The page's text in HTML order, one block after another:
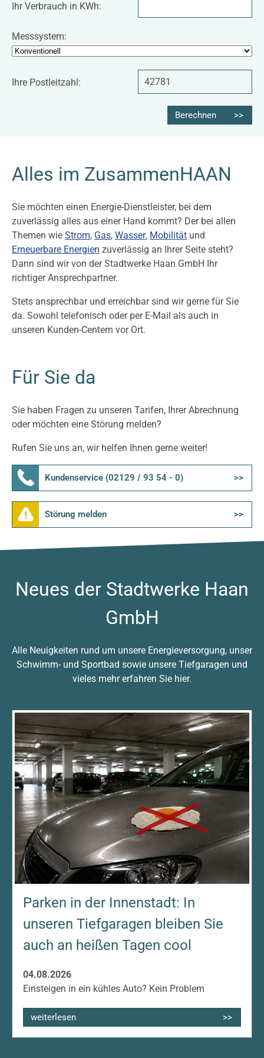
Ihr Verbrauch in KWh:
Messsystem:
Ihre Postleitzahl:
Berechnen
Alles im ZusammenHAAN
Sie möchten einen Energie-Dienstleister, bei dem
zuverlässig alles aus einer Hand kommt? Der bei allen
Themen wie Strom, Gas, Wasser, Mobilität und
Erneuerbare Energien zuverlässig an Ihrer Seite steht?
Dann sind wir von der Stadtwerke Haan GmbH Ihr
richtiger Ansprechpartner.
Stets ansprechbar und erreichbar sind wir gerne für Sie
da. Sowohl telefonisch oder per E-Mail als auch in
unseren Kunden-Centern vor Ort.
Für Sie da
Sie haben Fragen zu unseren Tarifen, Ihrer Abrechnung
oder möchten eine Störung melden?
Rufen Sie uns an, wir helfen Ihnen gerne weiter!
Kundenservice (02129 / 93 54 - 0)
Störung melden
Neues der Stadtwerke Haan
GmbH
Alle Neuigkeiten rund um unsere Energieversorgung, unser
Schwimm- und Sportbad sowie unsere Tiefgaragen und
vieles mehr erfahren Sie hier.
Parken in der Innenstadt: In
unseren Tiefgaragen bleiben Sie
auch an heißen Tagen cool
04.08.2026
Einsteigen in ein kühles Auto? Kein Problem
weiterlesen
TYPO3 Frontend
Name:
fe_typo_user
Session
Google Maps
Google LLC
Statistik
Anbieter:
Google LLC
2 Jahre
Google Tag Manager
Anbieter: